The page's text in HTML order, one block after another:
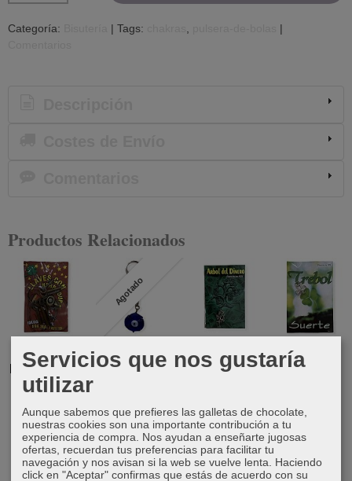
Categoría: | Tags:
|
Productos Relacionados
Llavero
herradura de
la suerte y...
4,50 €
Agotado
Llavero Ojo
turco trébol
Árbol del
dinero
Colgante
trébol
Servicios que nos gustaría
utilizar
Aunque sabemos que prefieres las galletas de chocolate,
nuestras cookies son una importante contribución a tu
experiencia de compra. Nos ayudan a enseñarte jugosas
ofertas, recuerdan tus preferencias para facilitar tu
navegación y nos avisan si la web se vuelve lenta. Haciendo
click en "Aceptar" confirmas que estás de acuerdo con su